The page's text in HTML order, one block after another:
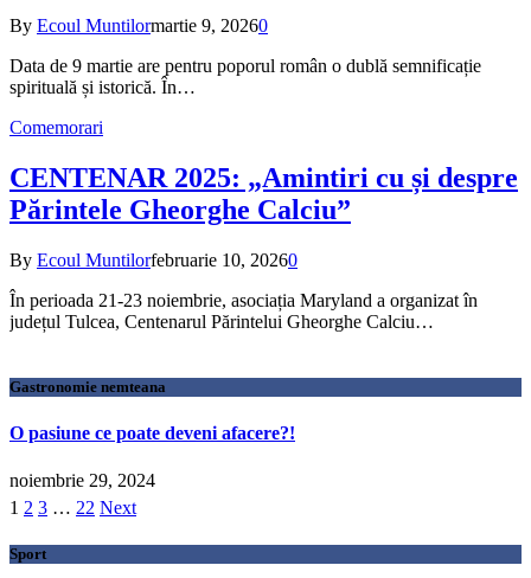
By Ecoul Muntilormartie 9, 20260
Data de 9 martie are pentru poporul român o dublă semnificație
spirituală și istorică. În…
Comemorari
CENTENAR 2025: „Amintiri cu și despre
Părintele Gheorghe Calciu”
By Ecoul Muntilorfebruarie 10, 20260
În perioada 21-23 noiembrie, asociația Maryland a organizat în
județul Tulcea, Centenarul Părintelui Gheorghe Calciu…
Gastronomie nemteana
O pasiune ce poate deveni afacere?!
noiembrie 29, 2024
1 2 3 … 22 Next
Sport